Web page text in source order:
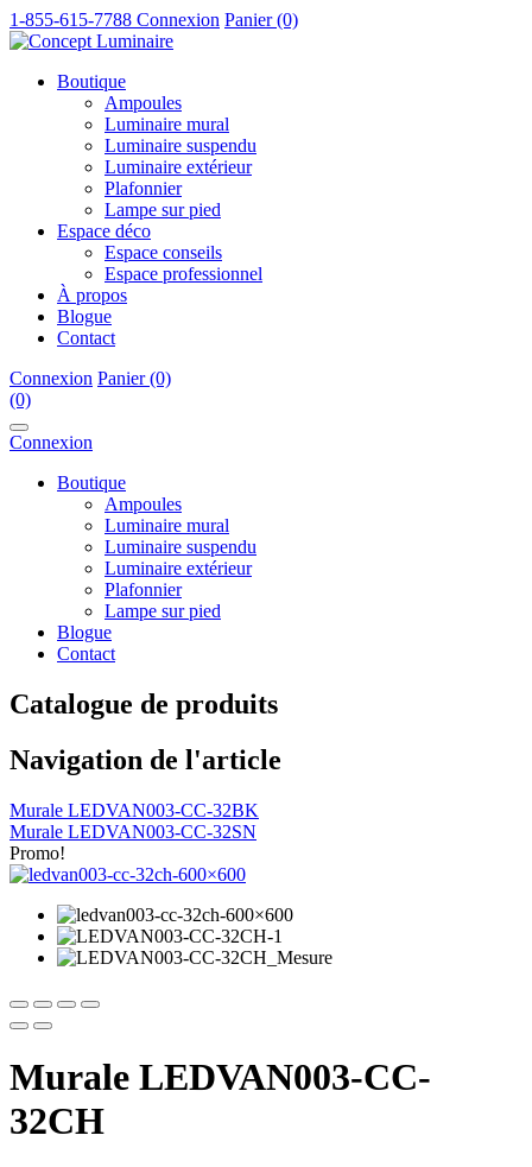
1-855-615-7788 Connexion Panier (0)
Boutique
Ampoules
Luminaire mural
Luminaire suspendu
Luminaire extérieur
Plafonnier
Lampe sur pied
Espace déco
Espace conseils
Espace professionnel
À propos
Blogue
Contact
Connexion Panier (0)
(0)
Connexion
Boutique
Ampoules
Luminaire mural
Luminaire suspendu
Luminaire extérieur
Plafonnier
Lampe sur pied
Blogue
Contact
Catalogue de produits
Navigation de l'article
Murale LEDVAN003-CC-32BK
Murale LEDVAN003-CC-32SN
Promo!
Murale LEDVAN003-CC-
32CH